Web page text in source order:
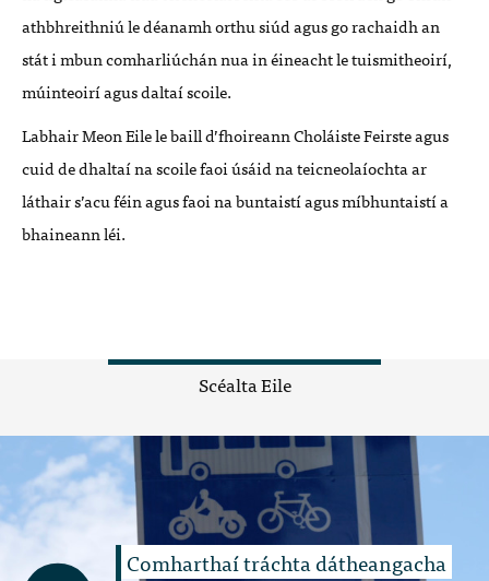
athbhreithniú le déanamh orthu siúd agus go rachaidh an
stát i mbun comharliúchán nua in éineacht le tuismitheoirí,
múinteoirí agus daltaí scoile.
Labhair Meon Eile le baill d’fhoireann Choláiste Feirste agus
cuid de dhaltaí na scoile faoi úsáid na teicneolaíochta ar
láthair s’acu féin agus faoi na buntaistí agus míbhuntaistí a
bhaineann léi.
Scéalta Eile
Comharthaí tráchta dátheangacha